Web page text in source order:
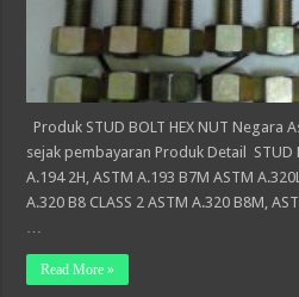
Produk STUD BOLT HEX NUT Negara
sejak pembayaran Produk Detail STUD
A.194 2H, ASTM A.193 B7M ASTM
A.320 B8 CLASS 2 ASTM A.320 B8M,
…
Read More »